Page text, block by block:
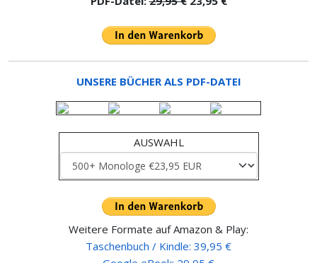
UNSERE BÜCHER ALS PDF-DATEI
AUSWAHL
Weitere Formate auf Amazon & Play:
Taschenbuch / Kindle: 39,95 €